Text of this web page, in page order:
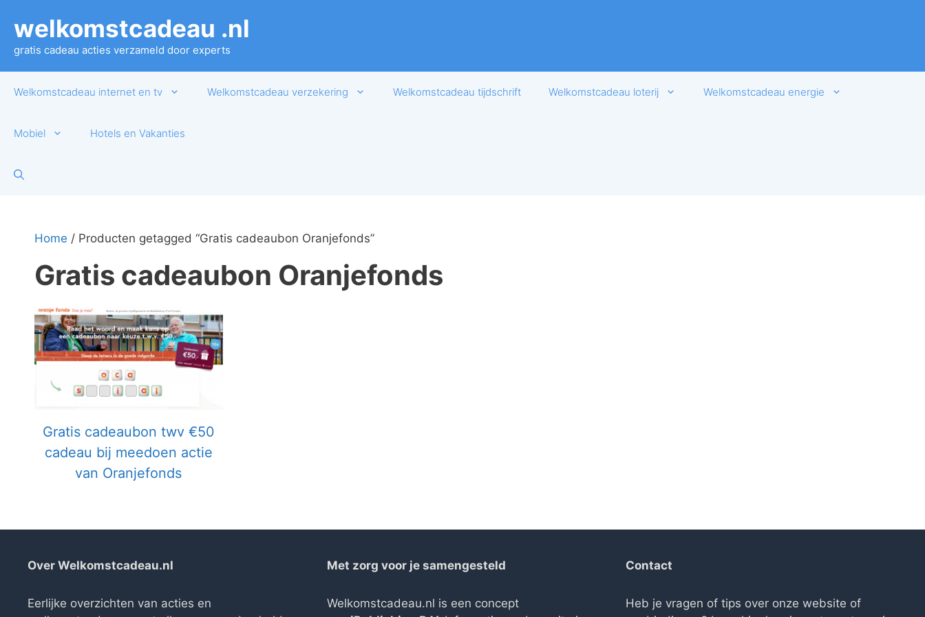
naar
inhoud
welkomstcadeau .nl
gratis cadeau acties verzameld door experts
Welkomstcadeau internet en tv Welkomstcadeau verzekering Welkomstcadeau tijdschrift Welkomstcadeau loterij Welkomstcadeau energie
Mobiel Hotels en Vakanties
Home / Producten getagged “Gratis cadeaubon Oranjefonds”
Gratis cadeaubon Oranjefonds
Gratis cadeaubon twv €50
cadeau bij meedoen actie
van Oranjefonds
Over Welkomstcadeau.nl
Eerlijke overzichten van acties en
Met zorg voor je samengesteld
Welkomstcadeau.nl is een concept
Contact
Heb je vragen of tips over onze website of